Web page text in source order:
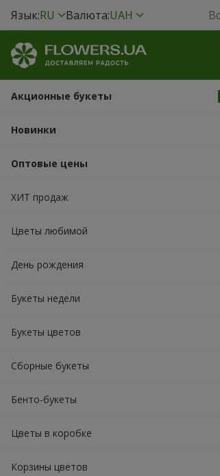
Язык:RU Валюта:UAH
Акционные букеты
Новинки
Оптовые цены
ХИТ продаж
Цветы любимой
День рождения
Букеты недели
Букеты цветов
Сборные букеты
Бенто-букеты
Цветы в коробке
Корзины цветов